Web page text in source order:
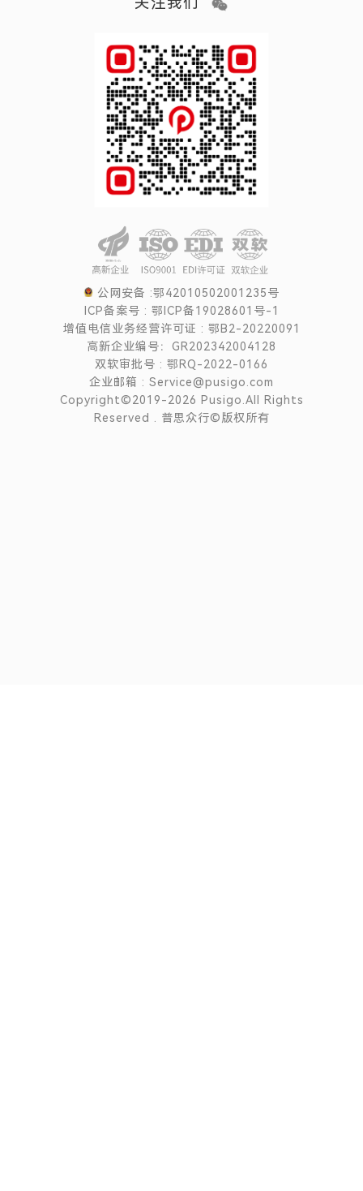
关注我们
公网安备 :鄂42010502001235号
ICP备案号 : 鄂ICP备19028601号-1
增值电信业务经营许可证 : 鄂B2-20220091
高新企业编号：GR202342004128
双软审批号 : 鄂RQ-2022-0166
企业邮箱 : Service@pusigo.com
Copyright©2019-2026 Pusigo.All Rights
Reserved . 普思众行©版权所有